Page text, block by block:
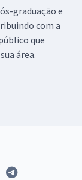
graduação e
com a
que
área.